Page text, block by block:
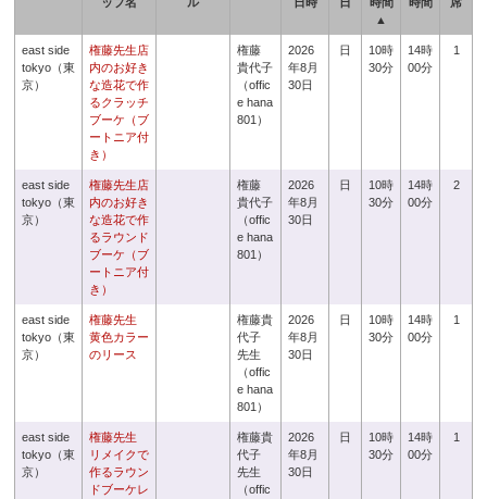
▲
east side
tokyo（東
京）
権藤先生店
内のお好き
な造花で作
るクラッチ
ブーケ（ブ
ートニア付
き）
権藤
貴代子
（offic
e hana
801）
2026
年8月
30日
日
10時
30分
14時
00分
1
east side
tokyo（東
京）
権藤先生店
内のお好き
な造花で作
るラウンド
ブーケ（ブ
ートニア付
き）
権藤
貴代子
（offic
e hana
801）
2026
年8月
30日
日
10時
30分
14時
00分
2
east side
tokyo（東
京）
権藤先生
黄色カラー
のリース
権藤貴
代子
先生
（offic
e hana
801）
2026
年8月
30日
日
10時
30分
14時
00分
1
east side
tokyo（東
京）
権藤先生
リメイクで
作るラウン
ドブーケレ
権藤貴
代子
先生
（offic
2026
年8月
30日
日
10時
30分
14時
00分
1